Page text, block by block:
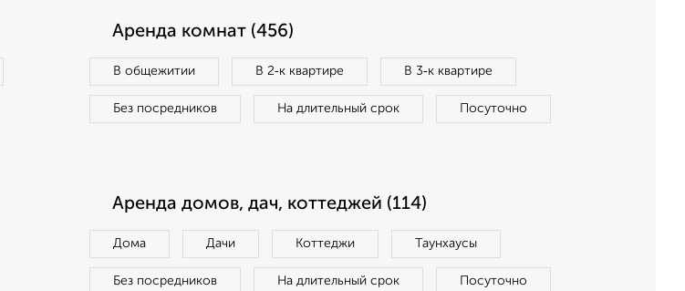
Аренда комнат (456)
В общежитии В 2‑к квартире В 3‑к квартире
Без посредников На длительный срок Посуточно
Аренда домов, дач, коттеджей (114)
Дома Дачи Коттеджи Таунхаусы
Без посредников На длительный срок Посуточно